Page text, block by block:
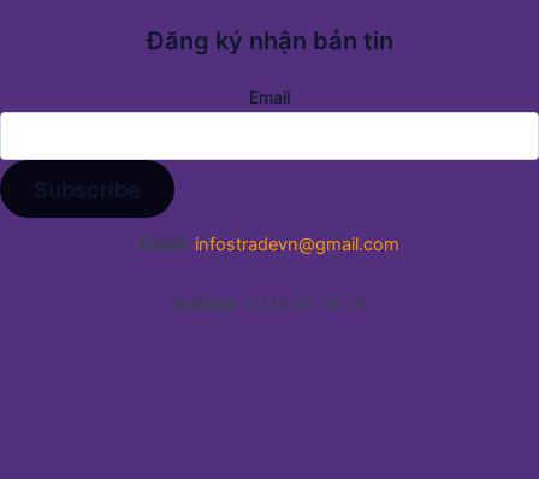
Đăng ký nhận bản tin
Email
Email: infostradevn@gmail.com
Hotline: 0338 50 39 79